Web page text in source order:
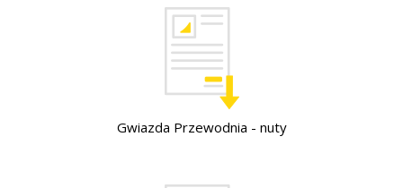
Gwiazda Przewodnia - nuty